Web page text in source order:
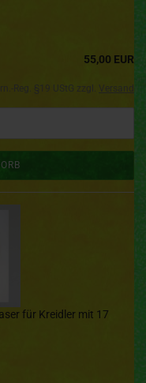
55,00 EUR
für Kreidler mit 17